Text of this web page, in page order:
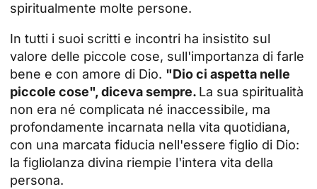
spiritualmente molte persone.
In tutti i suoi scritti e incontri ha insistito sul
valore delle piccole cose, sull'importanza di farle
bene e con amore di Dio. "Dio ci aspetta nelle
piccole cose", diceva sempre. La sua spiritualità
non era né complicata né inaccessibile, ma
profondamente incarnata nella vita quotidiana,
con una marcata fiducia nell'essere figlio di Dio:
la figliolanza divina riempie l'intera vita della
persona.